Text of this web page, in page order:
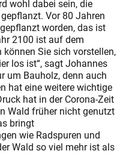
wohl dabei sein, die
Vor 80 Jahren
worden, das ist
2100 ist auf dem
Sie sich vorstellen,
los ist“, sagt Johannes
um Bauholz, denn auch
hat eine weitere wichtige
hat in der Corona-Zeit
Wald früher nicht genutzt
bringt
wie Radspuren und
Wald so viel mehr ist als